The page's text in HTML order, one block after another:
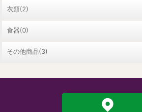
衣類(2)
食器(0)
その他商品(3)